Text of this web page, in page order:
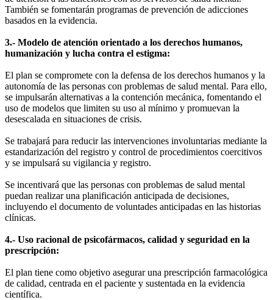
También se fomentarán programas de prevención de adicciones
basados en la evidencia.
3.- Modelo de atención orientado a los derechos humanos,
humanización y lucha contra el estigma:
El plan se compromete con la defensa de los derechos humanos y la
autonomía de las personas con problemas de salud mental. Para ello,
se impulsarán alternativas a la contención mecánica, fomentando el
uso de modelos que limiten su uso al mínimo y promuevan la
desescalada en situaciones de crisis.
Se trabajará para reducir las intervenciones involuntarias mediante la
estandarización del registro y control de procedimientos coercitivos
y se impulsará su vigilancia y registro.
Se incentivará que las personas con problemas de salud mental
puedan realizar una planificación anticipada de decisiones,
incluyendo el documento de voluntades anticipadas en las historias
clínicas.
4.- Uso racional de psicofármacos, calidad y seguridad en la
prescripción:
El plan tiene como objetivo asegurar una prescripción farmacológica
de calidad, centrada en el paciente y sustentada en la evidencia
científica.